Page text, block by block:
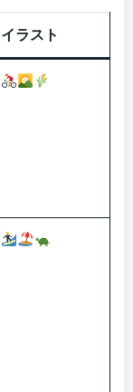
イラスト